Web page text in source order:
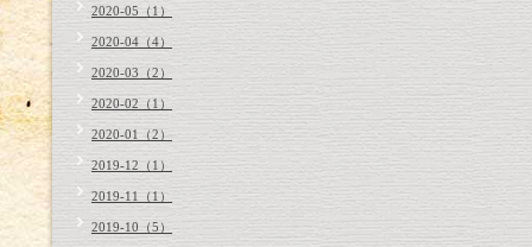
2020-05（1）
2020-04（4）
2020-03（2）
2020-02（1）
2020-01（2）
2019-12（1）
2019-11（1）
2019-10（5）